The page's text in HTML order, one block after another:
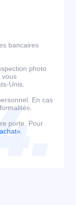
bancaires
photo
vous
Unis.
En cas
porte. Pour